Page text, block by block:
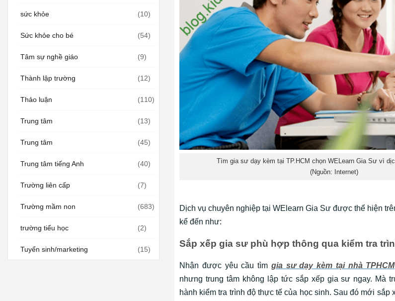
sức khỏe (10)
Sức khỏe cho bé (54)
Tâm sự nghề giáo (9)
Thành lập trường (12)
Thảo luận (110)
Trung tâm (13)
Trung tâm (45)
Trung tâm tiếng Anh (40)
Trường liên cấp (7)
Trường mầm non (683)
trường tiểu học (2)
Tuyển sinh/marketing (15)
Tìm gia sư dạy kèm tại TP.HCM chọn WELearn Gia Sư vì
(Nguồn: Internet)
Dịch vụ chuyên nghiệp tại WElearn Gia Sư được thể hiện
kể đến như:
Sắp xếp gia sư phù hợp thông qua kiểm tra
Nhận được yêu cầu tìm gia sư dạy kèm tại nhà TPHCM
nhưng trung tâm không lập tức sắp xếp gia sư ngay. Mà
hành kiểm tra trình độ thực tế của học sinh. Sau đó mới sắp